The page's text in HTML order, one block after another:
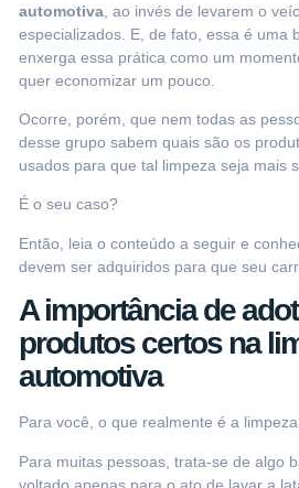
automotiva , ao invés de levarem o
especializados. E, de fato, essa é uma
enxerga essa prática como um
quer economizar um pouco.
Ocorre, porém, que nem todas as
desse grupo sabem quais são os
usados para que tal limpeza seja mais
É o seu caso?
Então, leia o conteúdo a seguir e
devem ser adquiridos para que seu
A importância de
produtos certos na
automotiva
Para você, o que realmente é a
Para muitas pessoas, trata-se de algo
voltado apenas para o ato de lavar a